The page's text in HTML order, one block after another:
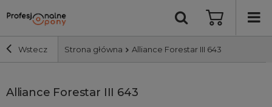
Wstecz Strona główna Alliance Forestar III 643
Szerokość i profil
Alliance Forestar III 643